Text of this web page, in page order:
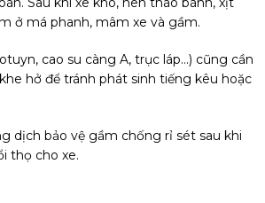
ở má phanh, mâm xe và gầm.
cao su càng A, trục láp…) cũng cần
hở để tránh phát sinh tiếng kêu hoặc
dịch bảo vệ gầm chống rỉ sét sau khi
thọ cho xe.